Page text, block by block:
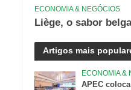
ECONOMIA & NEGÓCIOS
Liège, o sabor
Artigos mais
ECONOMIA &
APEC